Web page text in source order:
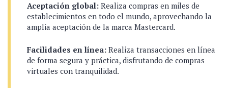
Aceptación global: Realiza compras en miles de
establecimientos en todo el mundo, aprovechando la
amplia aceptación de la marca Mastercard.
Facilidades en línea: Realiza transacciones en línea
de forma segura y práctica, disfrutando de compras
virtuales con tranquilidad.